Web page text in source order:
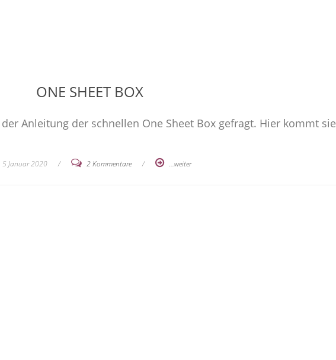
ONE SHEET BOX
Anleitung der schnellen One Sheet Box gefragt. Hier kommt sie
5 Januar 2020 / 2 Kommentare / ...weiter